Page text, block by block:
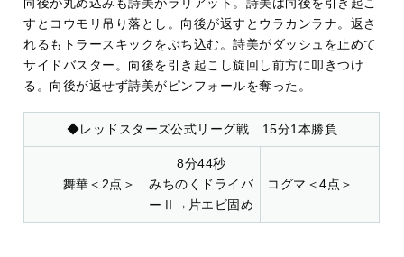
向後が丸め込みも詩美がラリアット。詩美は向後を引き起こ
すとコウモリ吊り落とし。向後が返すとウラカンラナ。返さ
れるもトラースキックをぶち込む。詩美がダッシュを止めて
サイドバスター。向後を引き起こし旋回し前方に叩きつけ
る。向後が返せず詩美がピンフォールを奪った。
◆レッドスターズ公式リーグ戦 15分1本勝負
舞華＜2点＞
8分44秒
みちのくドライバ
ーⅡ→片エビ固め
コグマ＜4点＞